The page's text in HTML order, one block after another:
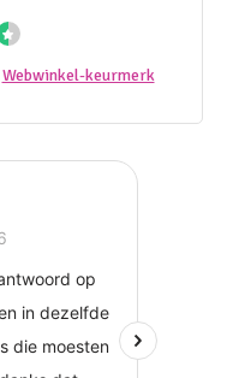
Webwinkel-keurmerk